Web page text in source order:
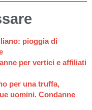
pioggia di
per vertici e affiliati
per una truffa,
uomini. Condanne